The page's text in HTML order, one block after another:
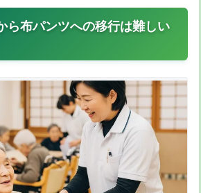
ら布パンツへの移行は難しい